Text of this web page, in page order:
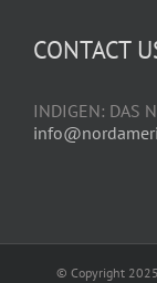
CONTACT
INDIGEN: DAS
© Copyright